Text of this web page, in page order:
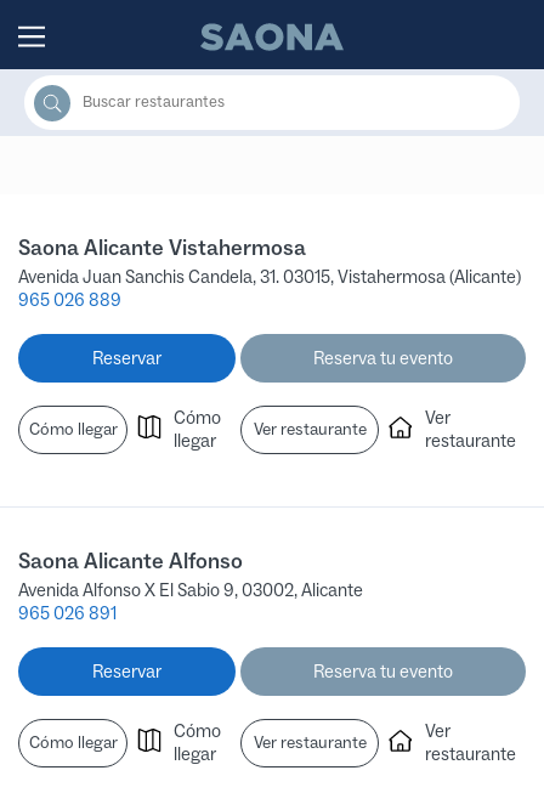
Grupo Saona
Saona Alicante Vistahermosa
Avenida Juan Sanchis Candela, 31. 03015, Vistahermosa (Alicante)
965 026 889
Ver restaurante
Ver
restaurante
Cómo llegar
Cómo
llegar
Reservar Reserva tu evento
Saona Alicante Alfonso
Avenida Alfonso X El Sabio 9, 03002, Alicante
965 026 891
Ver restaurante
Ver
restaurante
Cómo llegar
Cómo
llegar
Reservar Reserva tu evento